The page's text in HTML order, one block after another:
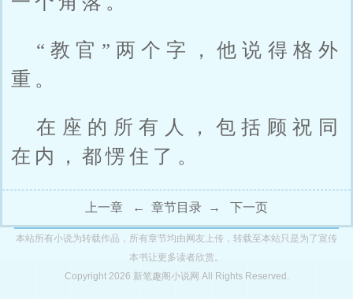
“教官”两个字，他说得格外
重。
在座的所有人，包括顾祝同
在内，都愣住了。
上一章 ← 章节目录 → 下一页
本站所有小说为转载作品，所有章节均由网友上传，转载至本站只是为了宣传
本书让更多读者欣赏。
Copyright 2026 新笔趣阁小说网 All Rights Reserved.